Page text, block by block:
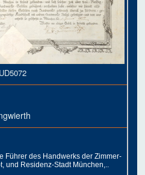
Führer des Handwerks der Zimmer-
und Residenz-Stadt München,..